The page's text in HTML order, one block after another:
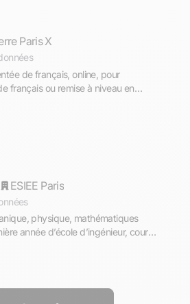
Paris X
de français, online, pour
français ou remise à niveau en
et conjugaison.
ESIEE Paris
physique, mathématiques
année d’école d’ingénieur, cours